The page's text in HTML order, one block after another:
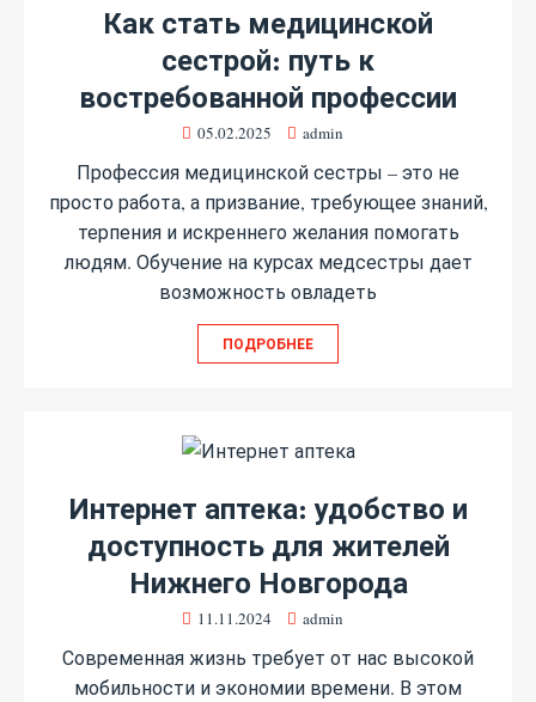
Как стать медицинской
сестрой: путь к
востребованной профессии
05.02.2025 admin
Профессия медицинской сестры – это не
просто работа, а призвание, требующее знаний,
терпения и искреннего желания помогать
людям. Обучение на курсах медсестры дает
возможность овладеть
ПОДРОБНЕЕ
Интернет аптека: удобство и
доступность для жителей
Нижнего Новгорода
11.11.2024 admin
Современная жизнь требует от нас высокой
мобильности и экономии времени. В этом